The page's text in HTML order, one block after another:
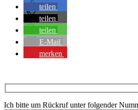
teilen
teilen
teilen
E-Mail
merken
Ich bitte um Rückruf unter folgender